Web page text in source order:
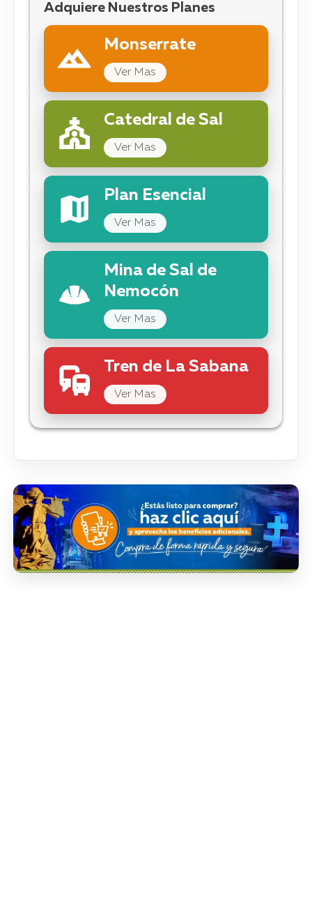
Adquiere Nuestros Planes
Monserrate
Ver Mas
Catedral de Sal
Ver Mas
Plan Esencial
Ver Mas
Mina de Sal de
Nemocón
Ver Mas
Tren de La Sabana
Ver Mas